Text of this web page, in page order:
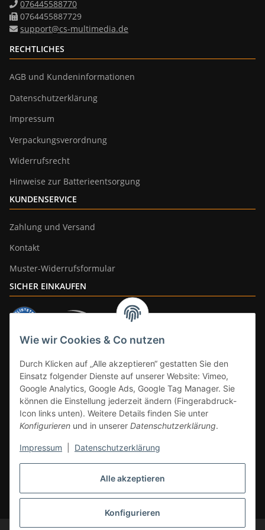
Alle akzeptieren
Konfigurieren
Wie wir Cookies & Co nutzen
Durch Klicken auf „Alle akzeptieren“ gestatten Sie den
Einsatz folgender Dienste auf unserer Website: Vimeo,
Google Analytics, Google Ads, Google Tag Manager. Sie
können die Einstellung jederzeit ändern (Fingerabdruck-
Icon links unten). Weitere Details finden Sie unter
Konfigurieren und in unserer Datenschutzerklärung.
Impressum Datenschutzerklärung
076445588770
0764455887729
support@cs-multimedia.de
RECHTLICHES
AGB und Kundeninformationen
Datenschutzerklärung
Impressum
Verpackungsverordnung
Widerrufsrecht
Hinweise zur Batterieentsorgung
KUNDENSERVICE
Zahlung und Versand
Kontakt
Muster-Widerrufsformular
SICHER EINKAUFEN
* Alle Preise inkl. gesetzlicher Mwst., zzgl.Versand
DE, gilt nicht für Großgeräte per Spedition). Artikel mit 0% MwSt. (gem. §